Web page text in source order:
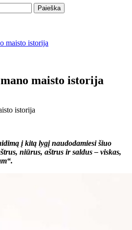
maisto istorija
maisto istorija
į kitą lygį naudodamiesi šiuo
niūrus, aštrus ir saldus – viskas,